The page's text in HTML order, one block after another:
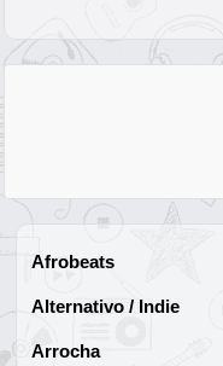
Afrobeats
Alternativo / Indie
Arrocha